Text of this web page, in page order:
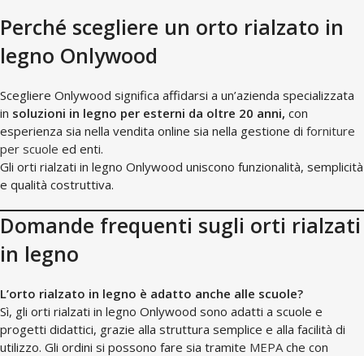
Perché scegliere un orto rialzato in
legno Onlywood
Scegliere Onlywood significa affidarsi a un’azienda specializzata
in soluzioni in legno per esterni da oltre 20 anni, con
esperienza sia nella vendita online sia nella gestione di forniture
per scuole ed enti.
Gli orti rialzati in legno Onlywood uniscono funzionalità, semplicità
e qualità costruttiva.
Domande frequenti sugli orti rialzati
in legno
L’orto rialzato in legno è adatto anche alle scuole?
Sì, gli orti rialzati in legno Onlywood sono adatti a scuole e
progetti didattici, grazie alla struttura semplice e alla facilità di
utilizzo. Gli ordini si possono fare sia tramite MEPAche con